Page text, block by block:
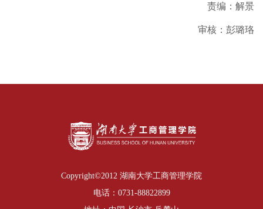
责编：解景
审核：彭璐珞
Copyright©2012 湖南大学工商管理学院
电话：0731-88822899